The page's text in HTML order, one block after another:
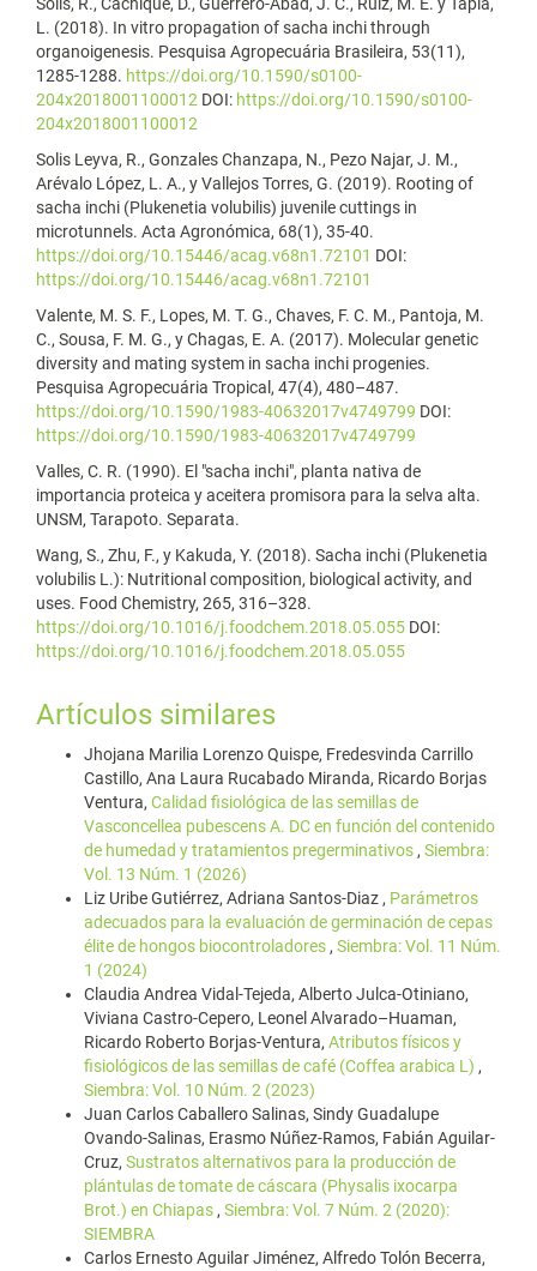
Solis, R., Cachique, D., Guerrero-Abad, J. C., Ruiz, M. E. y Tapia,
L. (2018). In vitro propagation of sacha inchi through
organoigenesis. Pesquisa Agropecuária Brasileira, 53(11),
1285-1288. https://doi.org/10.1590/s0100-
204x2018001100012 DOI: https://doi.org/10.1590/s0100-
204x2018001100012
Solis Leyva, R., Gonzales Chanzapa, N., Pezo Najar, J. M.,
Arévalo López, L. A., y Vallejos Torres, G. (2019). Rooting of
sacha inchi (Plukenetia volubilis) juvenile cuttings in
microtunnels. Acta Agronómica, 68(1), 35-40.
https://doi.org/10.15446/acag.v68n1.72101 DOI:
https://doi.org/10.15446/acag.v68n1.72101
Valente, M. S. F., Lopes, M. T. G., Chaves, F. C. M., Pantoja, M.
C., Sousa, F. M. G., y Chagas, E. A. (2017). Molecular genetic
diversity and mating system in sacha inchi progenies.
Pesquisa Agropecuária Tropical, 47(4), 480–487.
https://doi.org/10.1590/1983-40632017v4749799 DOI:
https://doi.org/10.1590/1983-40632017v4749799
Valles, C. R. (1990). El "sacha inchi", planta nativa de
importancia proteica y aceitera promisora para la selva alta.
UNSM, Tarapoto. Separata.
Wang, S., Zhu, F., y Kakuda, Y. (2018). Sacha inchi (Plukenetia
volubilis L.): Nutritional composition, biological activity, and
uses. Food Chemistry, 265, 316–328.
https://doi.org/10.1016/j.foodchem.2018.05.055 DOI:
https://doi.org/10.1016/j.foodchem.2018.05.055
Artículos similares
Jhojana Marilia Lorenzo Quispe, Fredesvinda Carrillo
Castillo, Ana Laura Rucabado Miranda, Ricardo Borjas
Ventura, Calidad fisiológica de las semillas de
Vasconcellea pubescens A. DC en función del contenido
de humedad y tratamientos pregerminativos, Siembra:
Vol. 13 Núm. 1 (2026)
Liz Uribe Gutiérrez, Adriana Santos-Diaz , Parámetros
adecuados para la evaluación de germinación de cepas
élite de hongos biocontroladores, Siembra: Vol. 11 Núm.
1 (2024)
Claudia Andrea Vidal-Tejeda, Alberto Julca-Otiniano,
Viviana Castro-Cepero, Leonel Alvarado–Huaman,
Ricardo Roberto Borjas-Ventura, Atributos físicos y
fisiológicos de las semillas de café (Coffea arabica L) ,
Siembra: Vol. 10 Núm. 2 (2023)
Juan Carlos Caballero Salinas, Sindy Guadalupe
Ovando-Salinas, Erasmo Núñez-Ramos, Fabián Aguilar-
Cruz, Sustratos alternativos para la producción de
plántulas de tomate de cáscara (Physalis ixocarpa
Brot.) en Chiapas, Siembra: Vol. 7 Núm. 2 (2020):
SIEMBRA
Carlos Ernesto Aguilar Jiménez, Alfredo Tolón Becerra,